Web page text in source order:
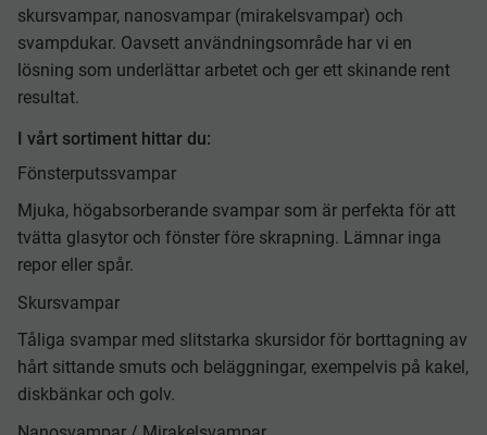
skursvampar, nanosvampar (mirakelsvampar) och
svampdukar. Oavsett användningsområde har vi en
lösning som underlättar arbetet och ger ett skinande rent
resultat.
I vårt sortiment hittar du:
Fönsterputssvampar
Mjuka, högabsorberande svampar som är perfekta för att
tvätta glasytor och fönster före skrapning. Lämnar inga
repor eller spår.
Skursvampar
Tåliga svampar med slitstarka skursidor för borttagning av
hårt sittande smuts och beläggningar, exempelvis på kakel,
diskbänkar och golv.